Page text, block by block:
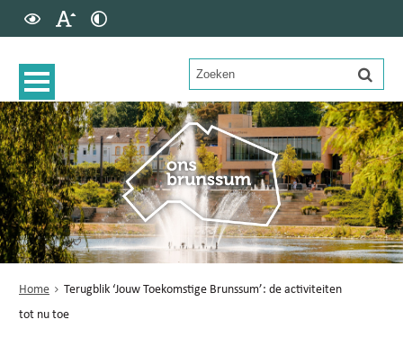
Home
Terugblik ‘Jouw Toekomstige Brunssum’: de activiteiten
tot nu toe